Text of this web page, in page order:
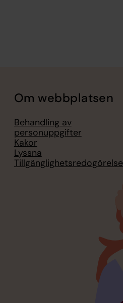
Om webbplatsen
Behandling av
personuppgifter
Kakor
Lyssna
Tillgänglighetsredogörelse